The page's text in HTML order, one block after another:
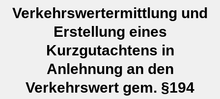
Verkehrswertermittlung und
Erstellung eines
Kurzgutachtens in
Anlehnung an den
Verkehrswert gem. §194